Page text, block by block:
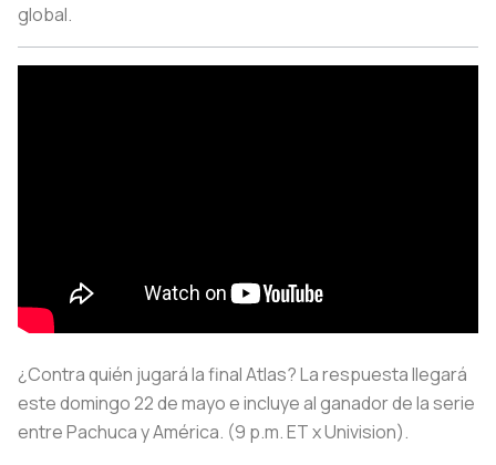
global.
¿Contra quién jugará la final Atlas? La respuesta llegará
este domingo 22 de mayo e incluye al ganador de la serie
entre Pachuca y América. (9 p.m. ET x Univision).